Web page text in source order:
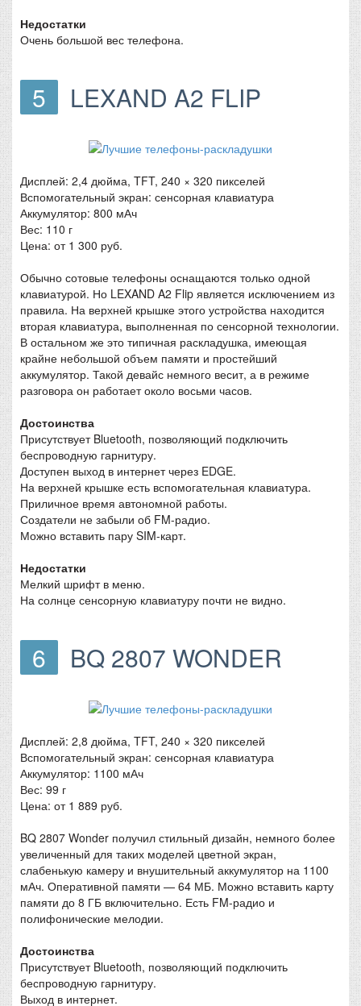
Недостатки
Очень большой вес телефона.
5 LEXAND A2 FLIP
Дисплей: 2,4 дюйма, TFT, 240 × 320 пикселей
Вспомогательный экран: сенсорная клавиатура
Аккумулятор: 800 мАч
Вес: 110 г
Цена: от 1 300 руб.
Обычно сотовые телефоны оснащаются только одной
клавиатурой. Но LEXAND A2 Flip является исключением из
правила. На верхней крышке этого устройства находится
вторая клавиатура, выполненная по сенсорной технологии.
В остальном же это типичная раскладушка, имеющая
крайне небольшой объем памяти и простейший
аккумулятор. Такой девайс немного весит, а в режиме
разговора он работает около восьми часов.
Достоинства
Присутствует Bluetooth, позволяющий подключить
беспроводную гарнитуру.
Доступен выход в интернет через EDGE.
На верхней крышке есть вспомогательная клавиатура.
Приличное время автономной работы.
Создатели не забыли об FM-радио.
Можно вставить пару SIM-карт.
Недостатки
Мелкий шрифт в меню.
На солнце сенсорную клавиатуру почти не видно.
6 BQ 2807 WONDER
Дисплей: 2,8 дюйма, TFT, 240 × 320 пикселей
Вспомогательный экран: сенсорная клавиатура
Аккумулятор: 1100 мАч
Вес: 99 г
Цена: от 1 889 руб.
BQ 2807 Wonder получил стильный дизайн, немного более
увеличенный для таких моделей цветной экран,
слабенькую камеру и внушительный аккумулятор на 1100
мАч. Оперативной памяти — 64 МБ. Можно вставить карту
памяти до 8 ГБ включительно. Есть FM-радио и
полифонические мелодии.
Достоинства
Присутствует Bluetooth, позволяющий подключить
беспроводную гарнитуру.
Выход в интернет.